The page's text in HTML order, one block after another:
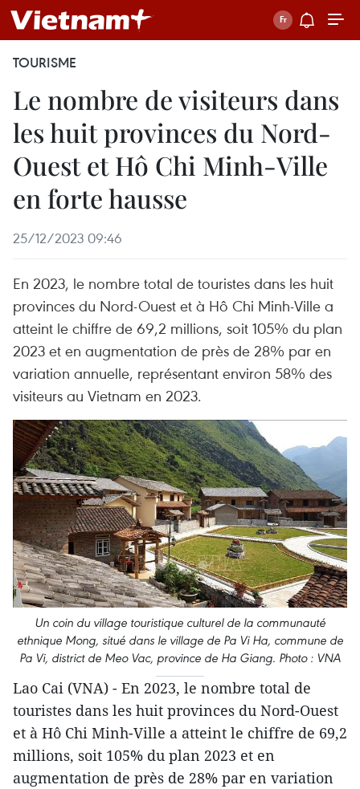
TOURISME
Le nombre de visiteurs dans
les huit provinces du Nord-
Ouest et Hô Chi Minh-Ville
en forte hausse
25/12/2023 09:46
En 2023, le nombre total de touristes dans les huit
provinces du Nord-Ouest et à Hô Chi Minh-Ville a
atteint le chiffre de 69,2 millions, soit 105% du plan
2023 et en augmentation de près de 28% par en
variation annuelle, représentant environ 58% des
visiteurs au Vietnam en 2023.
Un coin du village touristique culturel de la communauté
ethnique Mong, situé dans le village de Pa Vi Ha, commune de
Pa Vi, district de Meo Vac, province de Ha Giang. Photo : VNA
Lao Cai (VNA) - En 2023, le nombre total de
touristes dans les huit provinces du Nord-Ouest
et à Hô Chi Minh-Ville a atteint le chiffre de 69,2
millions, soit 105% du plan 2023 et en
augmentation de près de 28% par en variation